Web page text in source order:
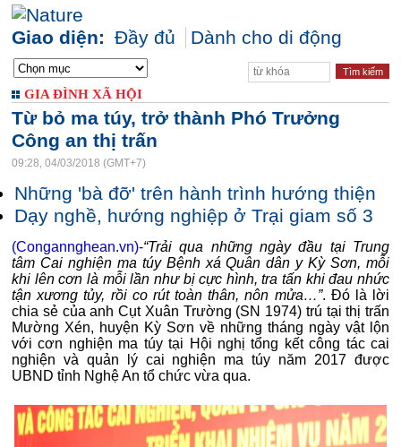
Giao diện: Đầy đủ Dành cho di động
GIA ĐÌNH XÃ HỘI
Từ bỏ ma túy, trở thành Phó Trưởng
Công an thị trấn
09:28, 04/03/2018 (GMT+7)
Những 'bà đỡ' trên hành trình hướng thiện
Dạy nghề, hướng nghiệp ở Trại giam số 3
(Congannghean.vn)-“Trải qua những ngày đầu tại Trung
tâm Cai nghiện ma túy Bệnh xá Quân dân y Kỳ Sơn, mỗi
khi lên cơn là mỗi lần như bị cực hình, tra tấn khi đau nhức
tận xương tủy, rồi co rút toàn thân, nôn mửa…”. Đó là lời
chia sẻ của anh Cụt Xuân Trường (SN 1974) trú tại thị trấn
Mường Xén, huyện Kỳ Sơn về những tháng ngày vật lộn
với cơn nghiện ma túy tại Hội nghị tổng kết công tác cai
nghiện và quản lý cai nghiện ma túy năm 2017 được
UBND tỉnh Nghệ An tổ chức vừa qua.